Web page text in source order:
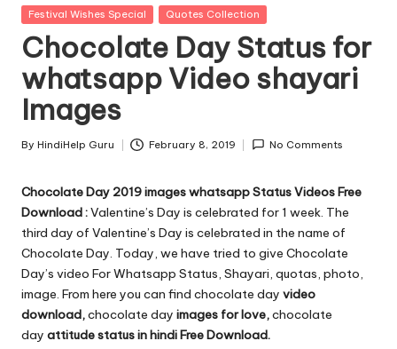
el
p
G
u
r
u.
c
o
m
Jankari
Hindi
me
Posted
Festival Wishes Special Quotes Collection
Chocolate Day Status for
whatsapp Video shayari
Images
Posted
By HindiHelp Guru February 8, 2019 No Comments
Chocolate Day 2019 images whatsapp Status Videos Free
Download :Valentine’s Day is celebrated for 1 week. The
third day of Valentine’s Day is celebrated in the name of
Chocolate Day. Today, we have tried to give Chocolate
Day’s video For Whatsapp Status, Shayari, quotas, photo,
image. From here you can find chocolate day video
download,chocolate day images for love,chocolate
day attitude status in hindi Free Download.